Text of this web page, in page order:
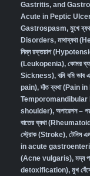
Gastritis, and
Acute in Peptic
Gastrospasm, মুখে
Disorders, মাথাব্যথা
নিম্ন রক্তচাপ
(Leukopenia), কোমর
Sickness), বমি বমি
pain),দাঁত ব্যথা (Pain
shoulder), অপারেশন –
বাতের ব্যথা
স্ট্রোক (Stroke), টেনিস
in acute
(Acne vulgaris), মদ্য
detoxification), মুখ